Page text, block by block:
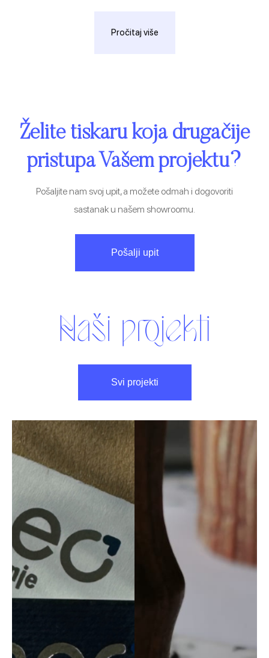
Pročitaj više
Želite tiskaru koja drugačije
pristupa Vašem projektu?
Pošaljite nam svoj upit, a možete odmah i dogovoriti
sastanak u našem showroomu.
Pošalji upit
Naši projekti
Svi projekti